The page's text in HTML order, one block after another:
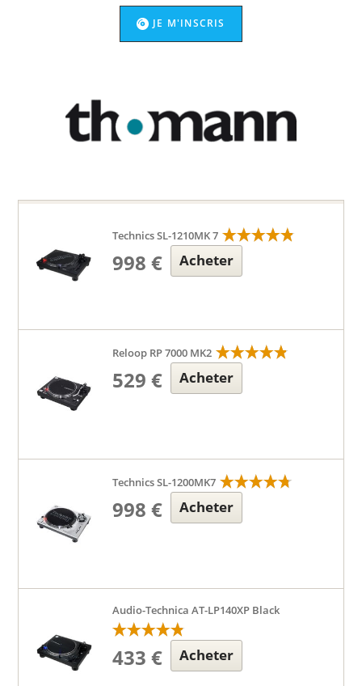
JE M'INSCRIS
Technics SL-1210MK 7
998 € Acheter
Reloop RP 7000 MK2
529 € Acheter
Technics SL-1200MK7
998 € Acheter
Audio-Technica AT-LP140XP Black
433 € Acheter